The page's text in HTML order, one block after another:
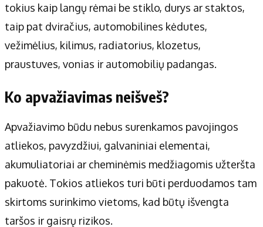
tokius kaip langų rėmai be stiklo, durys ar staktos,
taip pat dviračius, automobilines kėdutes,
vežimėlius, kilimus, radiatorius, klozetus,
praustuves, vonias ir automobilių padangas.
Ko apvažiavimas neišveš?
Apvažiavimo būdu nebus surenkamos pavojingos
atliekos, pavyzdžiui, galvaniniai elementai,
akumuliatoriai ar cheminėmis medžiagomis užteršta
pakuotė. Tokios atliekos turi būti perduodamos tam
skirtoms surinkimo vietoms, kad būtų išvengta
taršos ir gaisrų rizikos.